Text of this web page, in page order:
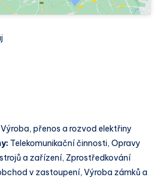
Výroba, přenos a rozvod elektřiny
Telekomunikační činnosti, Opravy
a zařízení, Zprostředkování
v zastoupení, Výroba zámků a